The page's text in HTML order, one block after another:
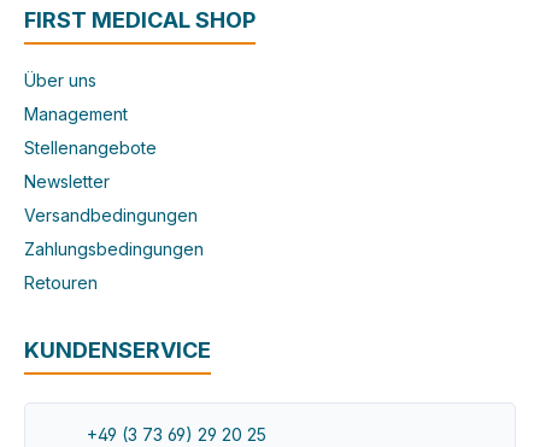
FIRST MEDICAL SHOP
Über uns
Management
Stellenangebote
Newsletter
Versandbedingungen
Zahlungsbedingungen
Retouren
KUNDENSERVICE
+49 (3 73 69) 29 20 25